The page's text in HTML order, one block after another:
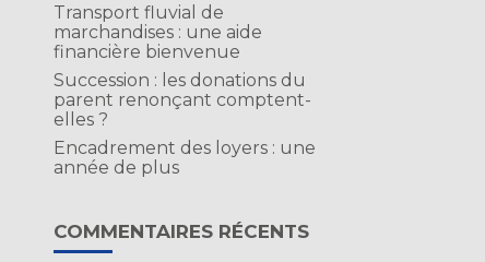
Transport fluvial de
marchandises : une aide
financière bienvenue
Succession : les donations du
parent renonçant comptent-
elles ?
Encadrement des loyers : une
année de plus
COMMENTAIRES RÉCENTS